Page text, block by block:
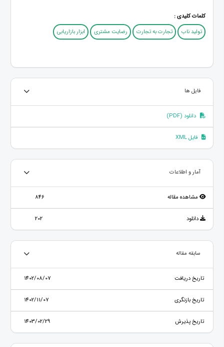
کلمات کلیدی :
تولید ناب
تجارت به تجارت رضایت مشتری ابزار بازاریابی
فایل ها
دانلود (PDF)
فایل XML
آمار و اطلاعات
مشاهده مقاله 846
دانلود 202
سابقه مقاله
تاریخ دریافت 1402/08/07
تاریخ بازنگری 1402/11/07
تاریخ پذیرش 1403/02/29